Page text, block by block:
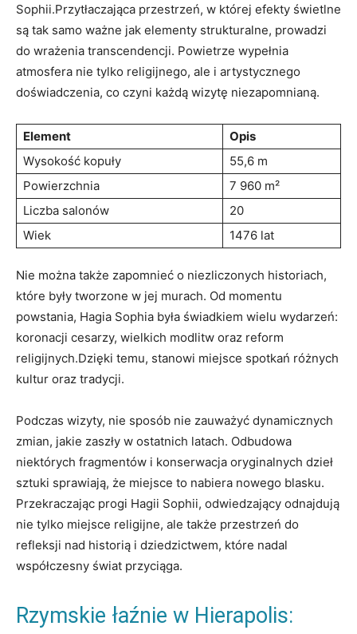
Sophii.Przytłaczająca przestrzeń, w której efekty świetlne
są tak samo ważne jak elementy strukturalne, prowadzi
do wrażenia transcendencji. Powietrze wypełnia
atmosfera nie tylko religijnego, ale i artystycznego
doświadczenia, co czyni każdą wizytę niezapomnianą.
Element
Opis
Wysokość kopuły
55,6 m
Powierzchnia
7 960 m²
Liczba salonów
20
Wiek
1476 lat
Nie można także zapomnieć o niezliczonych historiach,
które były tworzone w jej murach. Od momentu
powstania, Hagia Sophia była świadkiem wielu wydarzeń:
koronacji cesarzy, wielkich modlitw oraz reform
religijnych.Dzięki temu, stanowi miejsce spotkań różnych
kultur oraz tradycji.
Podczas wizyty, nie sposób nie zauważyć dynamicznych
zmian, jakie zaszły w ostatnich latach. Odbudowa
niektórych fragmentów i konserwacja oryginalnych dzieł
sztuki sprawiają, że miejsce to nabiera nowego blasku.
Przekraczając progi Hagii Sophii, odwiedzający odnajdują
nie tylko miejsce religijne, ale także przestrzeń do
refleksji nad historią i dziedzictwem, które nadal
współczesny świat przyciąga.
Rzymskie łaźnie w Hierapolis: